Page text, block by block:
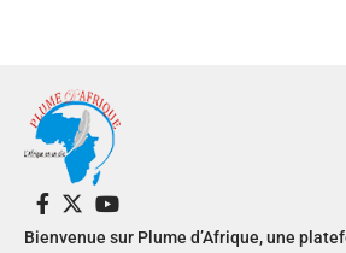
Bienvenue sur Plume d’Afrique, une